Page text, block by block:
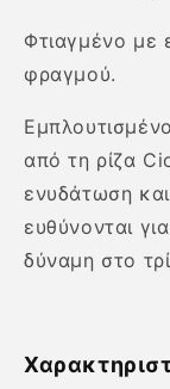
Φτιαγμένο με
φραγμού.
από τη ρίζα
ενυδάτωση
ευθύνονται
δύναμη στο